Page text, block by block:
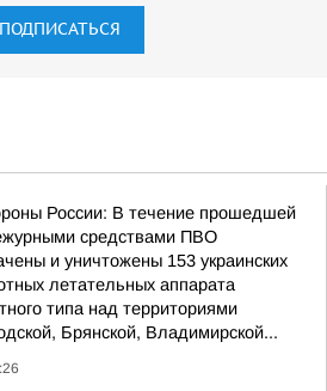
ПОДПИСАТЬСЯ
России: В течение прошедшей
средствами ПВО
и уничтожены 153 украинских
летательных аппарата
типа над территориями
Брянской, Владимирской...